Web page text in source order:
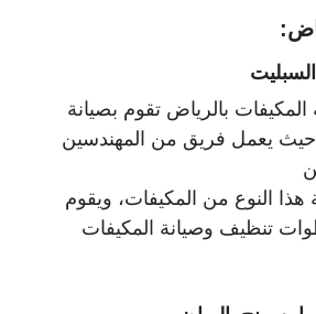
بالرياض تقوم بصيانة
يعمل فريق من المهندسين
النوع من المكيفات، ويقوم
تنظيف وصيانة المكيفات